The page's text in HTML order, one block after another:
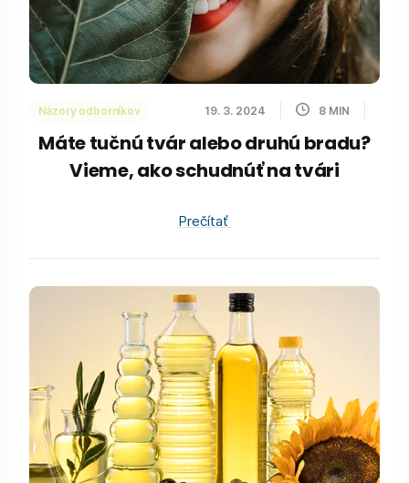
Názory odborníkov 19. 3. 2024 8 MIN
Máte tučnú tvár alebo druhú bradu?
Vieme, ako schudnúť na tvári
Prečítať